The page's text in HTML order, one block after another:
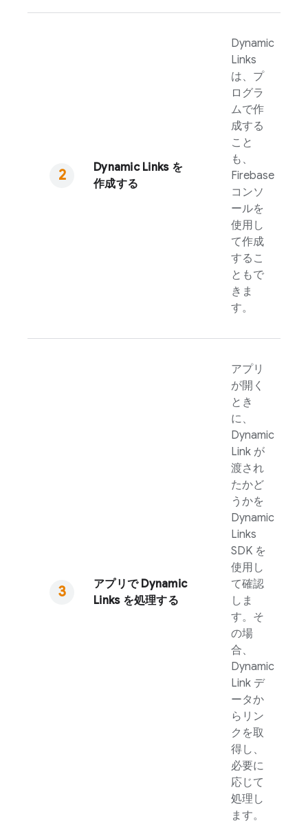
Dynamic Linksを
作成する
Dynamic
Links
は、プ
ログラ
ムで作
成する
こと
も、
Firebase
コンソ
ールを
使用し
て作成
するこ
ともで
きま
す。
アプリで Dynamic
Linksを処理する
アプリ
が開く
とき
に、
Dynamic
Link が
渡され
たかど
うかを
Dynamic
Links
SDK を
使用し
て確認
しま
す。そ
の場
合、
Dynamic
Link デ
ータか
らリン
クを取
得し、
必要に
応じて
処理し
ます。